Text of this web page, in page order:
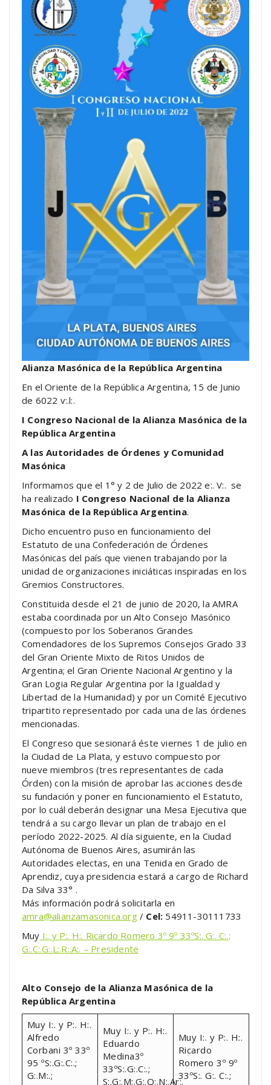
Alianza Masónica de la República Argentina
En el Oriente de la República Argentina, 15 de Junio
de 6022 v:.l:.
I Congreso Nacional de la Alianza Masónica de la
República Argentina
A las Autoridades de Órdenes y Comunidad
Masónica
Informamos que el 1° y 2 de Julio de 2022 e:. V:. se
ha realizado I Congreso Nacional de la Alianza
Masónica de la República Argentina.
Dicho encuentro puso en funcionamiento del
Estatuto de una Confederación de Órdenes
Masónicas del país que vienen trabajando por la
unidad de organizaciones iniciáticas inspiradas en los
Gremios Constructores.
Constituida desde el 21 de junio de 2020, la AMRA
estaba coordinada por un Alto Consejo Masónico
(compuesto por los Soberanos Grandes
Comendadores de los Supremos Consejos Grado 33
del Gran Oriente Mixto de Ritos Unidos de
Argentina; el Gran Oriente Nacional Argentino y la
Gran Logia Regular Argentina por la Igualdad y
Libertad de la Humanidad) y por un Comité Ejecutivo
tripartito representado por cada una de las órdenes
mencionadas.
El Congreso que sesionará éste viernes 1 de julio en
la Ciudad de La Plata, y estuvo compuesto por
nueve miembros (tres representantes de cada
Órden) con la misión de aprobar las acciones desde
su fundación y poner en funcionamiento el Estatuto,
por lo cuál deberán designar una Mesa Ejecutiva que
tendrá a su cargo llevar un plan de trabajo en el
período 2022-2025. Al día siguiente, en la Ciudad
Autónoma de Buenos Aires, asumirán las
Autoridades electas, en una Tenida en Grado de
Aprendiz, cuya presidencia estará a cargo de Richard
Da Silva 33° .
Más información podrá solicitarla en
amra@alianzamasonica.org/ Cel: 54911-30111733
Muy I:. y P:. H:. Ricardo Romero 3º 9º 33ºS:. G:. C:.;
G:.C:.G:.L:.R:.A:. – Presidente
Alto Consejo de la Alianza Masónica de la
República Argentina
Muy I:. y P:. H:.
Alfredo
Corbani 3º 33º
95 ºS:.G:.C:.;
G:.M:.;
Muy I:. y P:. H:.
Eduardo
Medina3º
33ºS:.G:.C:.;
S:.G:.M:.G:.O:.N:.Ar:.
Muy I:. y P:. H:.
Ricardo
Romero 3º 9º
33ºS:. G:. C:.;